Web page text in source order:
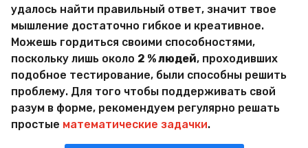
удалось найти правильный ответ, значит твое
мышление достаточно гибкое и креативное.
Можешь гордиться своими способностями,
поскольку лишь около 2 % людей, проходивших
подобное тестирование, были способны решить
проблему. Для того чтобы поддерживать свой
разум в форме, рекомендуем регулярно решать
простые математические задачки.